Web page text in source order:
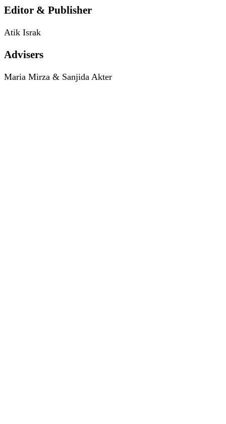
Editor & Publisher
Atik Israk
Advisers
Maria Mirza & Sanjida Akter